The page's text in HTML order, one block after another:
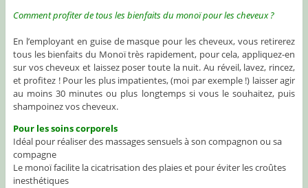
Comment profiter de tous les bienfaits du monoï pour les cheveux ?
En l’employant en guise de masque pour les cheveux, vous retirerez
tous les bienfaits du Monoï très rapidement, pour cela, appliquez-en
sur vos cheveux et laissez poser toute la nuit. Au réveil, lavez, rincez,
et profitez ! Pour les plus impatientes, (moi par exemple !) laisser agir
au moins 30 minutes ou plus longtemps si vous le souhaitez, puis
shampoinez vos cheveux.
Pour les soins corporels
Idéal pour réaliser des massages sensuels à son compagnon ou sa
compagne
Le monoï facilite la cicatrisation des plaies et pour éviter les croûtes
inesthétiques